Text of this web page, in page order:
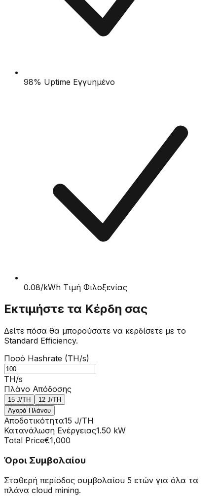
98% Uptime Εγγυημένο
0.08/kWh Τιμή Φιλοξενίας
Εκτιμήστε τα Κέρδη σας
Δείτε πόσα θα μπορούσατε να κερδίσετε με το
Standard Efficiency.
Ποσό Hashrate (TH/s)
TH/s
Πλάνο Απόδοσης
15 J/TH 12 J/TH
Αγορά Πλάνου
Αποδοτικότητα15 J/TH
Κατανάλωση Ενέργειας1.50 kW
Total Price€1,000
Όροι Συμβολαίου
Σταθερή περίοδος συμβολαίου 5 ετών για όλα τα
πλάνα cloud mining.